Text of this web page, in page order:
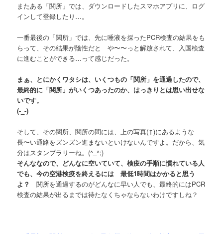
またある「関所」では、ダウンロードしたスマホアプリに、ログ
インして登録したり…。
一番最後の「関所」では、先に唾液を採ったPCR検査の結果をも
らって、その結果が陰性だと や〜〜っと解放されて、入国検査
に進むことができる…って感じだった。
まぁ、とにかくワタシは、いくつもの「関所」を通過したので、
最終的に「関所」がいくつあったのか、はっきりとは思い出せな
いです。
(-_-)
そして、その関所、関所の間には、上の写真(↑)にあるような
長〜い通路をズンズン進まないといけないんですよ。だから、気
分はスタンプラリーね。(^_^;)
そんななので、どんなに空いていて、検疫の手順に慣れている人
でも、今の空港検疫を終えるには 最低1時間はかかると思う
よ？関所を通過するのがどんなに早い人でも、最終的にはPCR
検査の結果が出るまでは待たなくちゃならないわけですしね？